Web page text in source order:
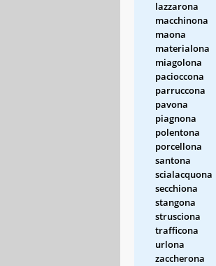
lazzarona
macchinona
maona
materialona
miagolona
pacioccona
parruccona
pavona
piagnona
polentona
porcellona
santona
scialacquona
secchiona
stangona
strusciona
trafficona
urlona
zaccherona